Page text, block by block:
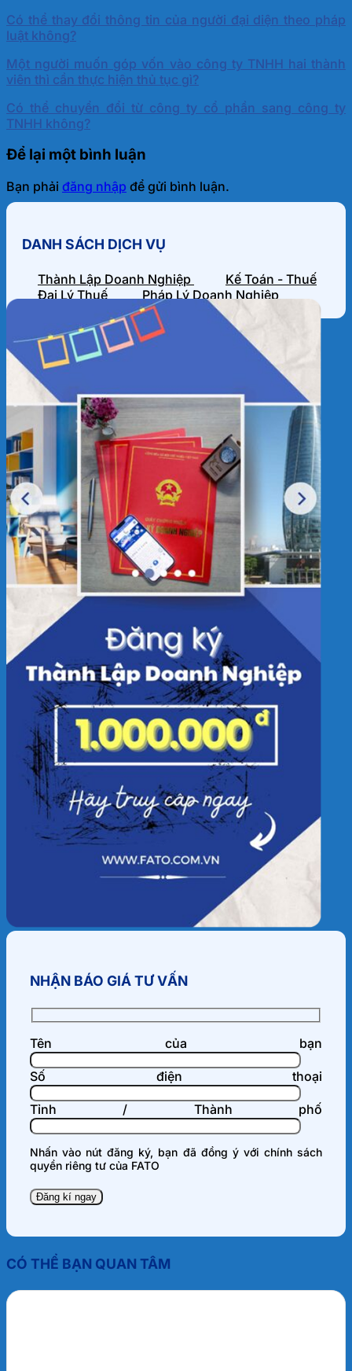
Có thể thay đổi thông tin của người đại diện theo pháp
luật không?
Một người muốn góp vốn vào công ty TNHH hai thành
viên thì cần thực hiện thủ tục gì?
Có thể chuyển đổi từ công ty cổ phần sang công ty
TNHH không?
Để lại một bình luận
Bạn phải đăng nhập để gửi bình luận.
DANH SÁCH DỊCH VỤ
Thành Lập Doanh Nghiệp
Kế Toán - Thuế
Đại Lý Thuế
Pháp Lý Doanh Nghiệp
HỒ SƠ NĂNG LỰC
NHẬN BÁO GIÁ TƯ VẤN
Tên của bạn
Số điện thoại
Tỉnh / Thành phố
Nhấn vào nút đăng ký, bạn đã đồng ý với chính sách
quyền riêng tư của FATO
CÓ THỂ BẠN QUAN TÂM